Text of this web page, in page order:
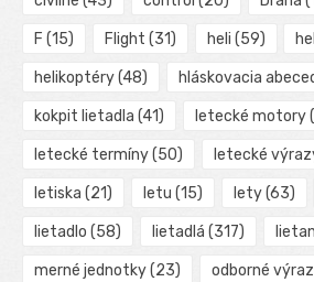
F (15) Flight (31) heli (59)
helikoptéry(48) hláskovacia
kokpit lietadla (41) letecké motory
letecké termíny(50) letecké
letiska (21) letu (15) lety(63)
lietadlo (58) lietadlá (317)
merné jednotky(23) odborné